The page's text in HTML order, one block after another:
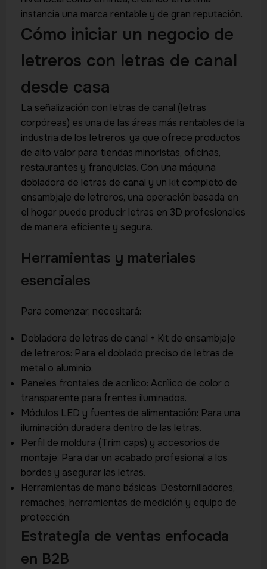
instancia una marca rentable y de gran reputación.
Cómo iniciar un negocio de
letreros con letras de canal
desde casa
La señalización con letras de canal (letras
corpóreas) es una de las áreas más rentables de la
industria de los letreros, ya que ofrece productos
de alto valor para tiendas minoristas, oficinas,
restaurantes y franquicias. Con una máquina
dobladora de letras de canal y un kit completo de
ensambjaje de letreros, una operación basada en
el hogar puede producir letras en 3D profesionales
de manera eficiente y segura.
Herramientas y materiales
esenciales
Para comenzar, necesitará:
Dobladora de letras de canal + Kit de ensambjaje
de letreros: Para el doblado preciso de letras de
metal o aluminio.
Paneles frontales de acrílico: Acrílico de color o
transparente para frentes iluminados.
Módulos LED y fuentes de alimentación: Para una
iluminación duradera dentro de las letras.
Perfil de moldura (Trim caps) y accesorios de
montaje: Para dar un acabado profesional a los
bordes y asegurar las letras.
Herramientas de mano básicas: Destornilladores,
remaches, herramientas de medición y equipo de
protección.
Estrategia de ventas enfocada
en B2B